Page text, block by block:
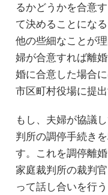
るかどうかを合意
て決めることにな
他の些細なことが
婦が合意すれば離
婚に合意した場合
市区町村役場に提
もし、夫婦が協議
判所の調停手続き
す。これを調停離
家庭裁判所の裁判
って話し合いを行